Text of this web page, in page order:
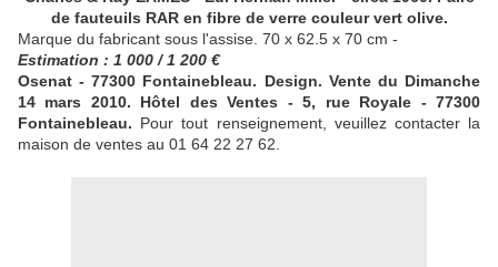
de fauteuils RAR en fibre de verre couleur vert olive.
Marque du fabricant sous l'assise. 70 x 62.5 x 70 cm -
Estimation : 1 000 / 1 200 €
Osenat - 77300 Fontainebleau. Design. Vente du Dimanche
14 mars 2010. Hôtel des Ventes - 5, rue Royale - 77300
Fontainebleau. Pour tout renseignement, veuillez contacter la
maison de ventes au 01 64 22 27 62.